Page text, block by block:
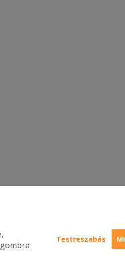
Testreszabás